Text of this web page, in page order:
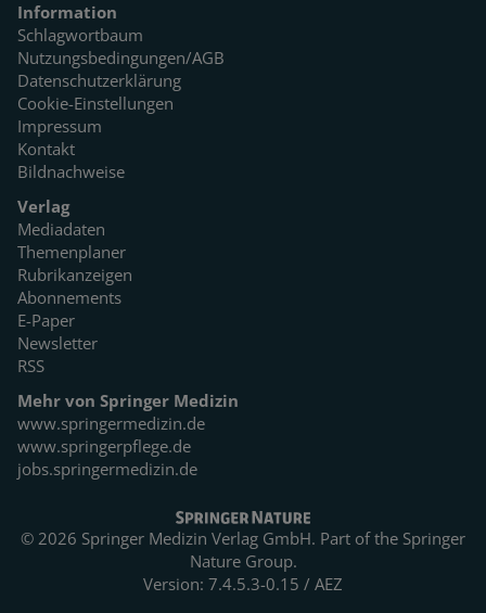
Information
Schlagwortbaum
Nutzungsbedingungen/AGB
Datenschutzerklärung
Cookie-Einstellungen
Impressum
Kontakt
Bildnachweise
Verlag
Mediadaten
Themenplaner
Rubrikanzeigen
Abonnements
E-Paper
Newsletter
RSS
Mehr von Springer Medizin
www.springermedizin.de
www.springerpflege.de
jobs.springermedizin.de
© 2026 Springer Medizin Verlag GmbH. Part of the Springer
Nature Group.
Version: 7.4.5.3-0.15 / AEZ